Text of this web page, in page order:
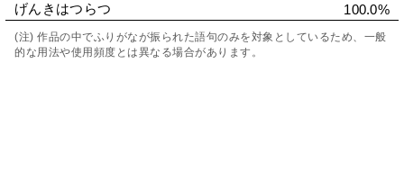
げんきはつらつ 100.0%
(注) 作品の中でふりがなが振られた語句のみを対象としているため、一般
的な用法や使用頻度とは異なる場合があります。